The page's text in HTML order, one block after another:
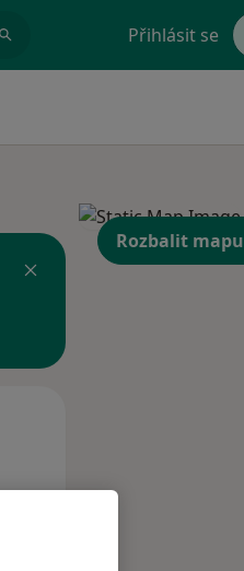
Přihlásit se
Rozbalit mapu